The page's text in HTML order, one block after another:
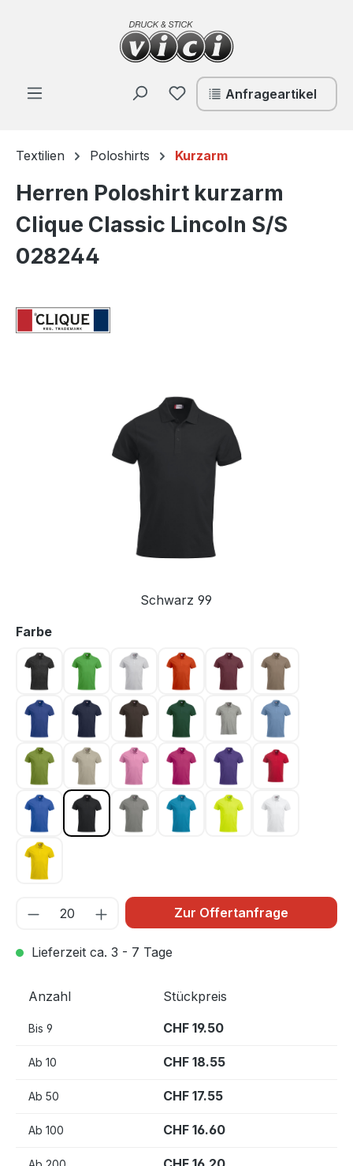
Zum Hauptinhalt springen
Du hast 0 Produkte auf
Anfrageartikel
Textilien Poloshirts Kurzarm
Herren Poloshirt kurzarm
Clique Classic Lincoln S/S
028244
Bildergalerie überspringen
Schwarz 99
Farbeauswählen
Anthrazit meliert 955
Apfelgrün 605
Asche 92 Blutorange 18Bordeaux 38Caffe Latte
Dunkel Blau 56Dunkel Marine 580
Dunkelmocca 825
Flaschengrün 68
Graumeliert 95Hellblau 57
Hellgrün 67Hellkhaki 815Hellpink 250Kirsche 300Lila 44 Rot 35
Royal Blau 55Schwarz 99Silber 94 Türkis 54Warnschutz Grün
Zitrone 10
Zur Offertanfrage
Lieferzeit ca. 3 - 7 Tage
Anzahl Stückpreis
Bis 9 CHF 19.50
Ab 10 CHF 18.55
Ab 50 CHF 17.55
Ab 100 CHF 16.60